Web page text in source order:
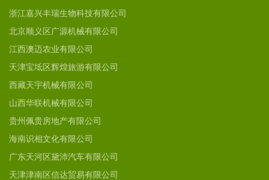
浙江嘉兴丰瑞生物科技有限公司
北京顺义区广源机械有限公司
江西澳迈农业有限公司
天津宝坻区辉煌旅游有限公司
西藏天宇机械有限公司
山西华联机械有限公司
贵州佩贵房地产有限公司
海南识相文化有限公司
广东天河区黛沛汽车有限公司
天津津南区信达贸易有限公司